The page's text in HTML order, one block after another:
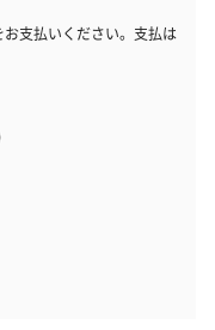
麹&レモ
支払いください。支払は